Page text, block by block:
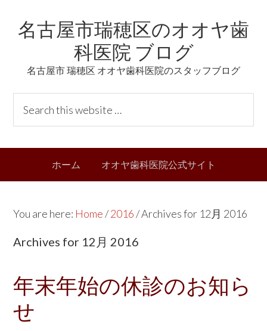
links
primary
content
primary
名古屋市瑞穂区のオオヤ歯
科医院 ブログ
名古屋市 瑞穂区 オオヤ歯科医院のスタッフブログ
Header
Right
i
w
e
b
navigation
ホーム オオヤ歯科医院公式サイト
You are here: Home/2016/Archives for 12月 2016
Archives for 12月 2016
年末年始の休診のお知ら
せ